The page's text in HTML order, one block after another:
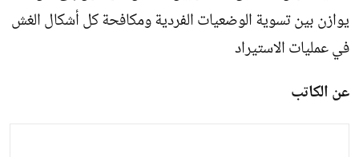
يوازن بين تسوية الوضعيات الفردية ومكافحة كل أشكال الغش
في عمليات الاستيراد
عن الكاتب